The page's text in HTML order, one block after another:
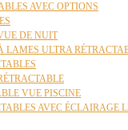
AVEC OPTIONS
DE NUIT
ULTRA
VUE PISCINE
AVEC ÉCLAIRAGE